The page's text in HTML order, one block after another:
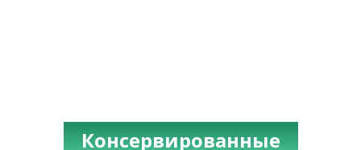
Консервированные